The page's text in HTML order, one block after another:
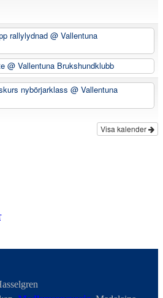
rallylydnad @ Vallentuna
@ Vallentuna Brukshundklubb
nybörjarklass @ Vallentuna
Visa kalender
.